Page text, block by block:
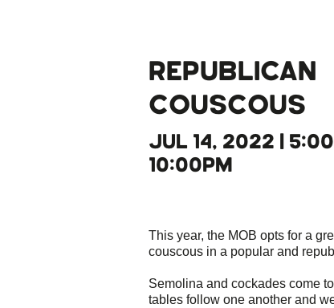
REPUBLICAN
COUSCOUS
JUL 14, 2022 |
10:00PM
This year, the MOB opts for a
couscous in a popular and
Semolina and cockades come
tables follow one another and